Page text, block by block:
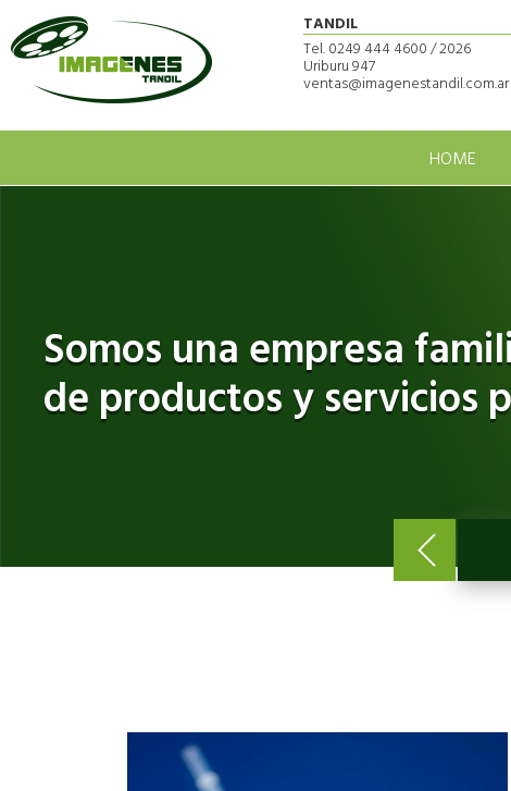
TANDIL
Tel. 0249 444 4600 / 2026
Uriburu 947
ventas@imagenestandil.com.ar
HOME
Somos una empresa
de productos y servicios